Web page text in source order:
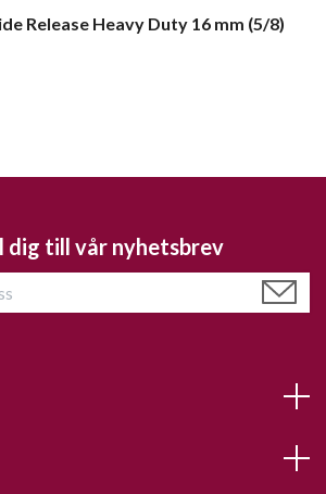
Release Heavy Duty 16 mm (5/8)
dig till vår nyhetsbrev